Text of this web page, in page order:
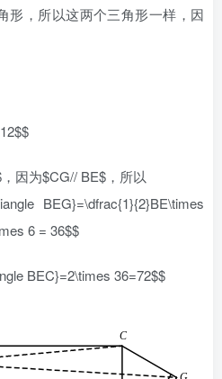
形，所以这两个三角形一样，因
因为$CG// BE$，所以
BEG}=\dfrac{1}{2}BE\times
6 = 36$$
BEC}=2\times 36=72$$